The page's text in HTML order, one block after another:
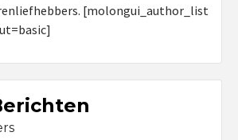
[molongui_author_list